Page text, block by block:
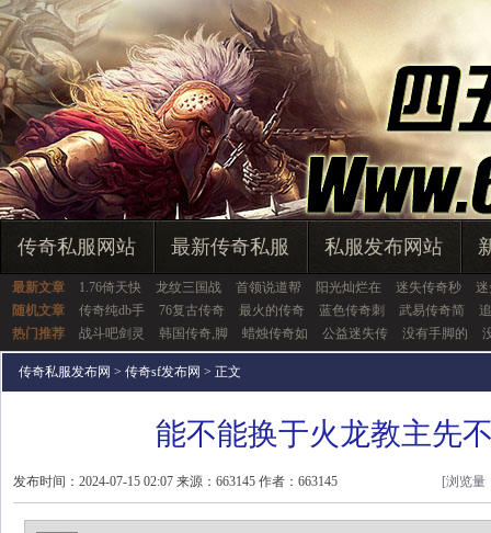
传奇私服网站 最新传奇私服 私服发布网站
最新文章 1.76倚天快 龙纹三国战 首领说道帮 阳光灿烂在 迷失传奇秒
随机文章
传奇纯db手 76复古传奇 最火的传奇 蓝色传奇刺 武易传奇简
热门推荐
战斗吧剑灵 韩国传奇,脚 蜡烛传奇如 公益迷失传 没有手脚的
传奇私服发布网 > 传奇sf发布网 > 正文
能不能换于火龙教主先
发布时间：2024-07-15 02:07 来源：663145 作者：663145 [浏览量